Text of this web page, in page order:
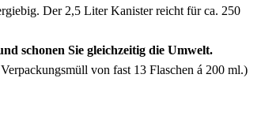
Der 2,5 Liter Kanister reicht für ca. 250
schonen Sie gleichzeitig die Umwelt.
von fast 13 Flaschen á 200 ml.)